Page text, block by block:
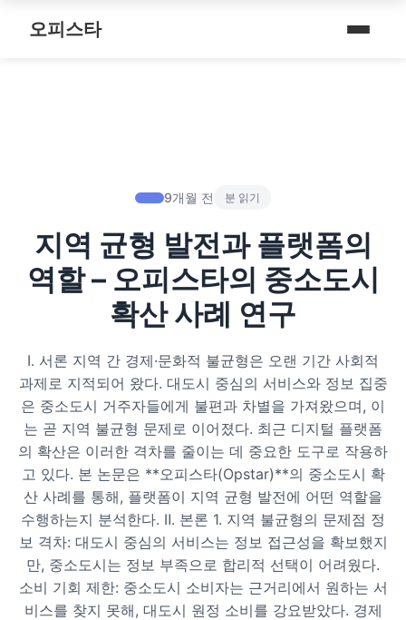
오피스타
스파여행
헤드스파
퇴근 후 나를 위한 리셋 코스
기차역과 공항 근처의 프리미엄 힐링 스팟 9선
온천의 여운을 정리하는 법 – 전국 온천 후 프리미엄 마사지
숲에서 찾는 쉼 – 전국 산림 스파 6선
은근한 끌림을 만드는 법 – 감각적인 무드 데이트 5가지
타이 마사지
디톡스 테라피
워터스파
프라이빗 스파
호텔 스파
리조트 스파
유흥주점
9개월 전 분 읽기
지역 균형 발전과 플랫폼의
역할 – 오피스타의 중소도시
확산 사례 연구
Ⅰ. 서론 지역 간 경제·문화적 불균형은 오랜 기간 사회적
과제로 지적되어 왔다. 대도시 중심의 서비스와 정보 집중
은 중소도시 거주자들에게 불편과 차별을 가져왔으며, 이
는 곧 지역 불균형 문제로 이어졌다. 최근 디지털 플랫폼
의 확산은 이러한 격차를 줄이는 데 중요한 도구로 작용하
고 있다. 본 논문은 **오피스타(Opstar)**의 중소도시 확
산 사례를 통해, 플랫폼이 지역 균형 발전에 어떤 역할을
수행하는지 분석한다. Ⅱ. 본론 1. 지역 불균형의 문제점 정
보 격차: 대도시 중심의 서비스는 정보 접근성을 확보했지
만, 중소도시는 정보 부족으로 합리적 선택이 어려웠다.
소비 기회 제한: 중소도시 소비자는 근거리에서 원하는 서
비스를 찾지 못해, 대도시 원정 소비를 강요받았다. 경제